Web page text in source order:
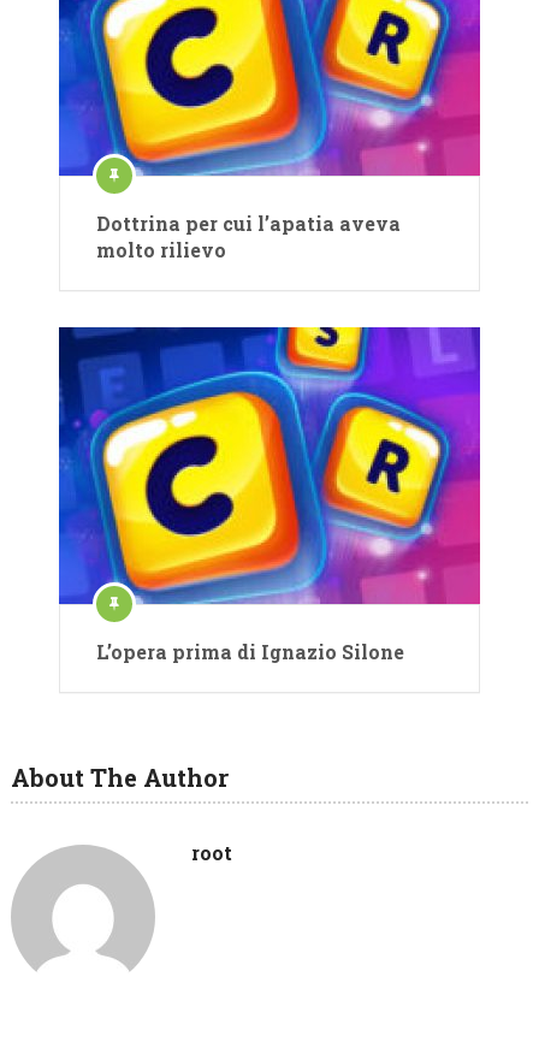
Dottrina per cui l’apatia aveva
molto rilievo
L’opera prima di Ignazio Silone
About The Author
root